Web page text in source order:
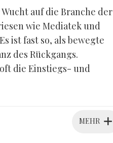
auf die Branche der
wie Mediatek und
ist fast so, als bewegte
des Rückgangs.
die Einstiegs- und
MEHR